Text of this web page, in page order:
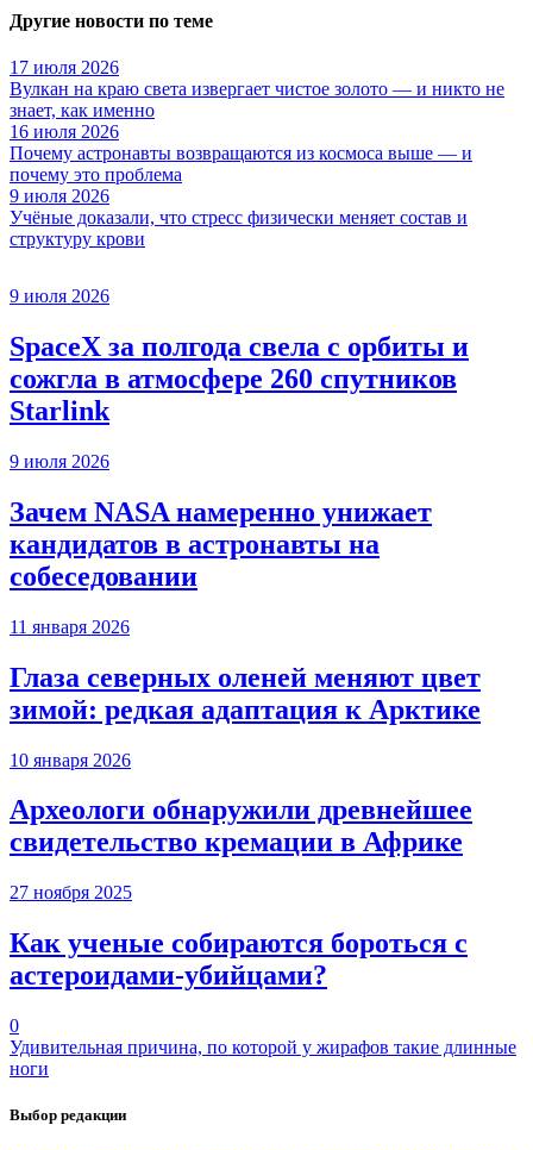
Другие новости по теме
17 июля 2026
Вулкан на краю света извергает чистое золото — и никто не
знает, как именно
16 июля 2026
Почему астронавты возвращаются из космоса выше — и
почему это проблема
9 июля 2026
Учёные доказали, что стресс физически меняет состав и
структуру крови
9 июля 2026
SpaceX за полгода свела с орбиты и
сожгла в атмосфере 260 спутников
Starlink
9 июля 2026
Зачем NASA намеренно унижает
кандидатов в астронавты на
собеседовании
11 января 2026
Глаза северных оленей меняют цвет
зимой: редкая адаптация к Арктике
10 января 2026
Археологи обнаружили древнейшее
свидетельство кремации в Африке
27 ноября 2025
Как ученые собираются бороться с
астероидами-убийцами?
0
Удивительная причина, по которой у жирафов такие длинные
ноги
Выбор редакции